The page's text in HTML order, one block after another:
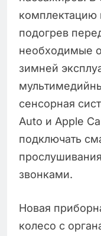
комплектацию
подогрев
необходимые
зимней
сенсорная
Auto и Apple
подключать
звонками.
Новая
колесо с